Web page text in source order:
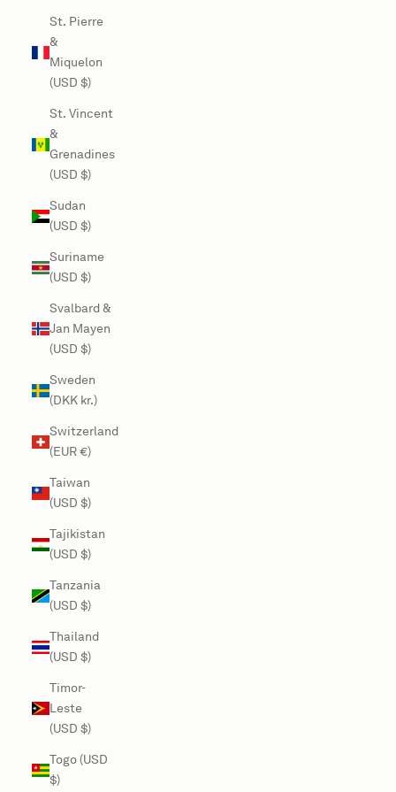
St. Pierre
&
Miquelon
(USD $)
St. Vincent
&
Grenadines
(USD $)
Sudan
(USD $)
Suriname
(USD $)
Svalbard &
Jan Mayen
(USD $)
Sweden
(DKK kr.)
Switzerland
(EUR €)
Taiwan
(USD $)
Tajikistan
(USD $)
Tanzania
(USD $)
Thailand
(USD $)
Timor-
Leste
(USD $)
Togo (USD
$)